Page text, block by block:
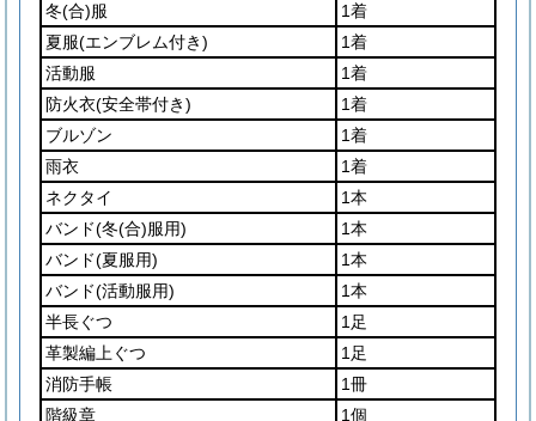
冬(合)服
1着
夏服(エンブレム付き)
1着
活動服
1着
防火衣(安全帯付き)
1着
ブルゾン
1着
雨衣
1着
ネクタイ
1本
バンド(冬(合)服用)
1本
バンド(夏服用)
1本
バンド(活動服用)
1本
半長ぐつ
1足
革製編上ぐつ
1足
消防手帳
1冊
階級章
1個